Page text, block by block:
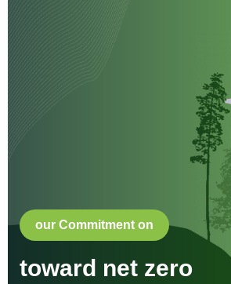
our Commitment on
toward net zero